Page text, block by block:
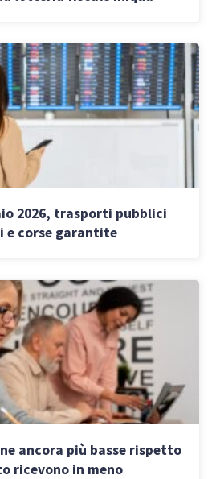
2026, trasporti pubblici
e corse garantite
ancora più basse rispetto
ricevono in meno